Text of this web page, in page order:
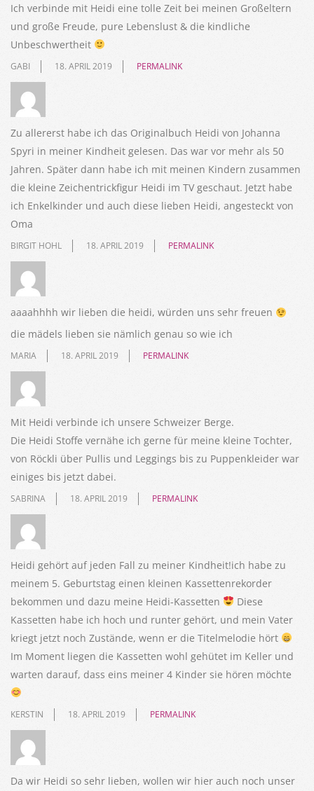
Ich verbinde mit Heidi eine tolle Zeit bei meinen Großeltern
und große Freude, pure Lebenslust & die kindliche
Unbeschwertheit
GABI 18. APRIL 2019 PERMALINK
Zu allererst habe ich das Originalbuch Heidi von Johanna
Spyri in meiner Kindheit gelesen. Das war vor mehr als 50
Jahren. Später dann habe ich mit meinen Kindern zusammen
die kleine Zeichentrickfigur Heidi im TV geschaut. Jetzt habe
ich Enkelkinder und auch diese lieben Heidi, angesteckt von
Oma
BIRGIT HOHL 18. APRIL 2019 PERMALINK
aaaahhhh wir lieben die heidi, würden uns sehr freuen
die mädels lieben sie nämlich genau so wie ich
MARIA 18. APRIL 2019 PERMALINK
Mit Heidi verbinde ich unsere Schweizer Berge.
Die Heidi Stoffe vernähe ich gerne für meine kleine Tochter,
von Röckli über Pullis und Leggings bis zu Puppenkleider war
einiges bis jetzt dabei.
SABRINA 18. APRIL 2019 PERMALINK
Heidi gehört auf jeden Fall zu meiner Kindheit!ich habe zu
meinem 5. Geburtstag einen kleinen Kassettenrekorder
bekommen und dazu meine Heidi-Kassetten
Diese
Kassetten habe ich hoch und runter gehört, und mein Vater
kriegt jetzt noch Zustände, wenn er die Titelmelodie hört
Im Moment liegen die Kassetten wohl gehütet im Keller und
warten darauf, dass eins meiner 4 Kinder sie hören möchte
KERSTIN 18. APRIL 2019 PERMALINK
Da wir Heidi so sehr lieben, wollen wir hier auch noch unser